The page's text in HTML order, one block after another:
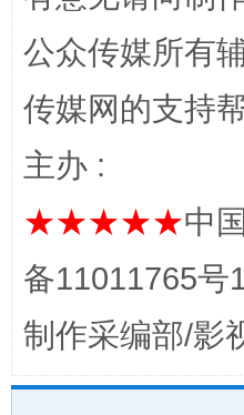
公众传媒所有
传媒网的支持
主办 :
★★★★★中
备11011765号
制作采编部/影